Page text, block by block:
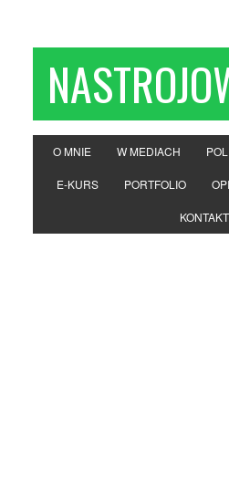
O MNIE W MEDIACH
E-KURS PORTFOLIO
KONTAKT